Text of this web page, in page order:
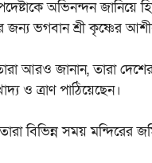
অভিনন্দন জানিয়ে
জন্য ভগবান শ্রী কৃষ্ণের
আরও জানান, তারা
ও ত্রাণ পাঠিয়েছেন।
বিভিন্ন সময় মন্দিরের